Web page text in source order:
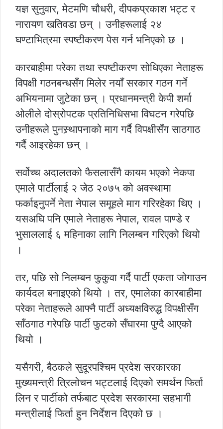
यज्ञ सुनुवार, मेटमणि चौधरी, दीपकप्रकाश भट्ट र
नारायण खतिवडा छन् । उनीहरूलाई २४
घण्टाभित्रमा स्पष्टीकरण पेस गर्न भनिएको छ ।
कारबाहीमा परेका तथा स्पष्टीकरण सोधिएका नेताहरू
विपक्षी गठनबन्धसँग मिलेर नयाँ सरकार गठन गर्ने
अभियनामा जुटेका छन् । प्रधानमन्त्री केपी शर्मा
ओलीले दोस्रोपटक प्रतिनिधिसभा विघटन गरेपछि
उनीहरूले पुनस्र्थापनाको माग गर्दै विपक्षीसँग साठगाठ
गर्दै आइरहेका छन् ।
सर्वोच्च अदालतको फैसलासँगै कायम भएको नेकपा
एमाले पार्टीलाई २ जेठ २०७५ को अवस्थामा
फर्काइनुपर्ने नेता नेपाल समूहले माग गरिरहेका थिए ।
यसअघि पनि एमाले नेताहरू नेपाल, रावल पाण्डे र
भुसाललाई ६ महिनाका लागि निलम्बन गरिएको थियो
।
तर, पछि सो निलम्बन फुकुवा गर्दै पार्टी एकता जोगाउन
कार्यदल बनाइएको थियो । तर, एमालेका कारबाहीमा
परेका नेताहरूले आफ्नै पार्टी अध्यक्षविरुद्ध विपक्षीसँग
साँठगाठ गरेपछि पार्टी फुटको सँघारमा पुग्दै आएको
थियो ।
यसैगरी, बैठकले सुदूरपश्चिम प्रदेश सरकारका
मुख्यमन्त्री त्रिलोचन भट्टलाई दिएको समर्थन फिर्ता
लिन र पार्टीको तर्फबाट प्रदेश सरकारमा सहभागी
मन्त्रीलाई फिर्ता हुन निर्देशन दिएको छ ।